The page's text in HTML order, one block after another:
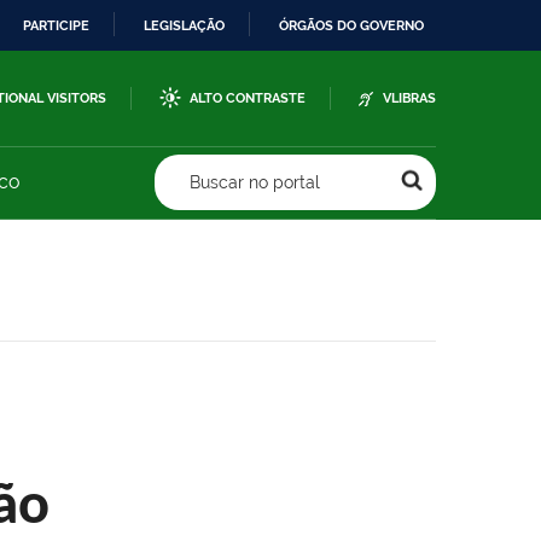
PARTICIPE LEGISLAÇÃO ÓRGÃOS DO GOVERNO
VISITORS ALTO CONTRASTE VLIBRAS
Buscar no portal